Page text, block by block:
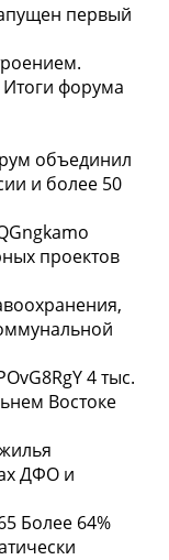
первый
форума
объединил
и более 50
проектов
4 тыс.
Востоке
ДФО и
Более 64%